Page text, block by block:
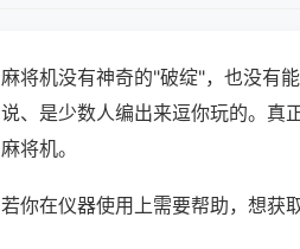
麻将机没有神奇的"破绽"，也没有
说、是少数人编出来逗你玩的。真
麻将机。
若你在仪器使用上需要帮助，想获